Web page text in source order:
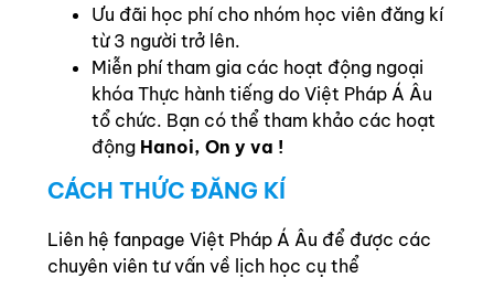
Ưu đãi học phí cho nhóm học viên đăng kí
từ 3 người trở lên.
Miễn phí tham gia các hoạt động ngoại
khóa Thực hành tiếng do Việt Pháp Á Âu
tổ chức. Bạn có thể tham khảo các hoạt
động Hanoi, On y va !
CÁCH THỨC ĐĂNG KÍ
Liên hệ fanpage Việt Pháp Á Âu để được các
chuyên viên tư vấn về lịch học cụ thể